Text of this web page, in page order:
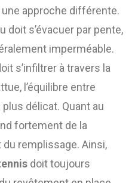
approche différente.
doit s’évacuer par pente,
imperméable.
s’infiltrer à travers la
l’équilibre entre
délicat. Quant au
fortement de la
remplissage. Ainsi,
doit toujours